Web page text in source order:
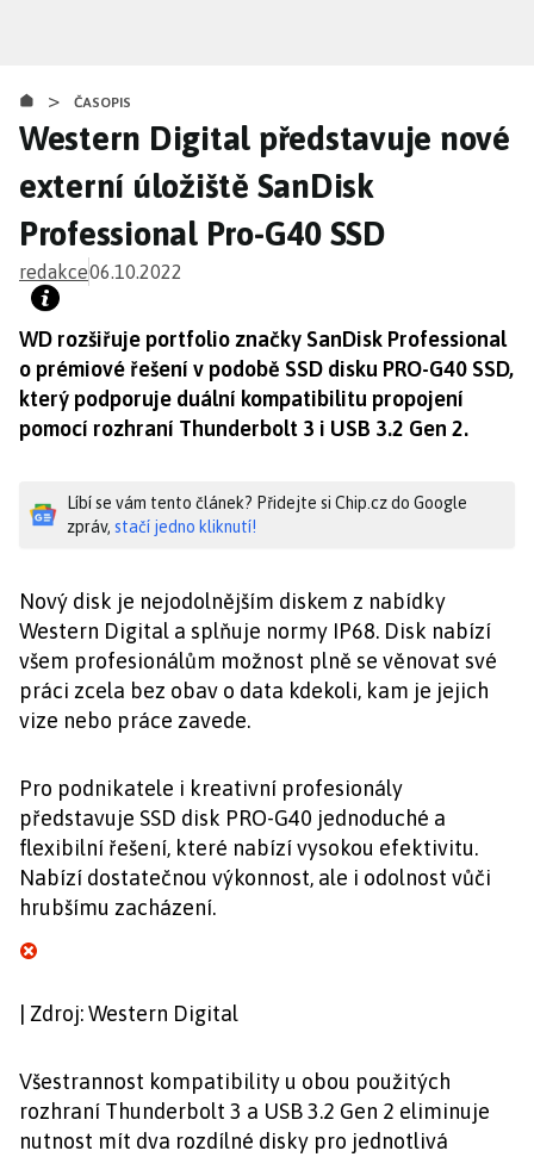
obsahu
> ČASOPIS
Western Digital představuje nové
externí úložiště SanDisk
Professional Pro-G40 SSD
redakce06.10.2022
WD rozšiřuje portfolio značky SanDisk Professional
o prémiové řešení v podobě SSD disku PRO-G40 SSD,
který podporuje duální kompatibilitu propojení
pomocí rozhraní Thunderbolt 3 i USB 3.2 Gen 2.
Líbí se vám tento článek? Přidejte si Chip.cz do Google
zpráv, stačí jedno kliknutí!
Nový disk je nejodolnějším diskem z nabídky
Western Digital a splňuje normy IP68. Disk nabízí
všem profesionálům možnost plně se věnovat své
práci zcela bez obav o data kdekoli, kam je jejich
vize nebo práce zavede.
Pro podnikatele i kreativní profesionály
představuje SSD disk PRO-G40 jednoduché a
flexibilní řešení, které nabízí vysokou efektivitu.
Nabízí dostatečnou výkonnost, ale i odolnost vůči
hrubšímu zacházení.
| Zdroj: Western Digital
Všestrannost kompatibility u obou použitých
rozhraní Thunderbolt 3 a USB 3.2 Gen 2 eliminuje
nutnost mít dva rozdílné disky pro jednotlivá